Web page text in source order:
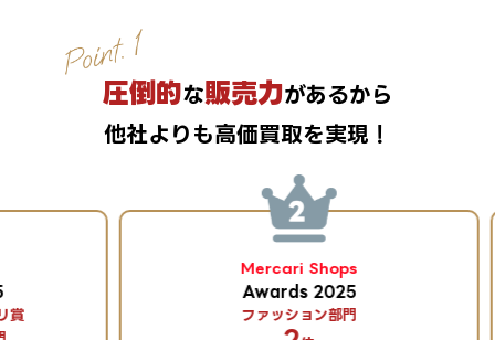
圧倒的な販売力があるから
他社よりも高価買取を実現！
Mercari Shops
Awards 2025
ファッション部門